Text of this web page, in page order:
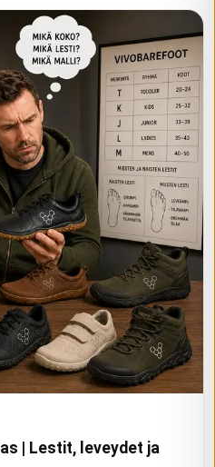
| Lestit, leveydet ja